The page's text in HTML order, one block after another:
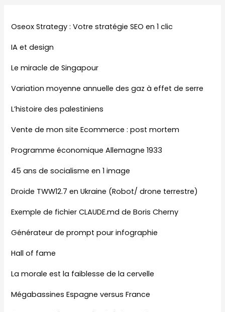
Oseox Strategy : Votre stratégie SEO en 1 clic
IA et design
Le miracle de Singapour
Variation moyenne annuelle des gaz à effet de serre
L’histoire des palestiniens
Vente de mon site Ecommerce : post mortem
Programme économique Allemagne 1933
45 ans de socialisme en 1 image
Droide TWW12.7 en Ukraine (Robot/ drone terrestre)
Exemple de fichier CLAUDE.md de Boris Cherny
Générateur de prompt pour infographie
Hall of fame
La morale est la faiblesse de la cervelle
Mégabassines Espagne versus France